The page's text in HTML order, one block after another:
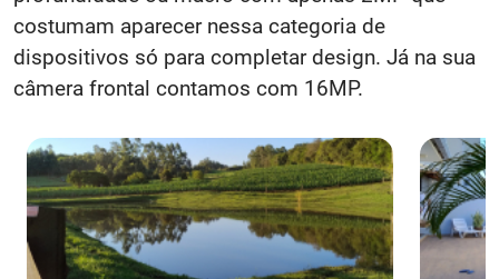
costumam aparecer nessa categoria de
dispositivos só para completar design. Já na sua
câmera frontal contamos com 16MP.